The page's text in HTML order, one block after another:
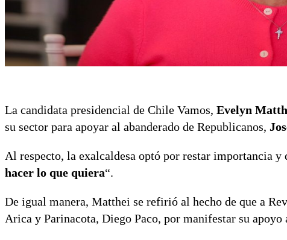
La candidata presidencial de Chile Vamos, Evelyn
su sector para apoyar al abanderado de Republicanos,
Al respecto, la exalcaldesa optó por restar importancia
hacer lo que quiera“.
De igual manera, Matthei se refirió al hecho de que a
Arica y Parinacota, Diego Paco, por manifestar su apoyo